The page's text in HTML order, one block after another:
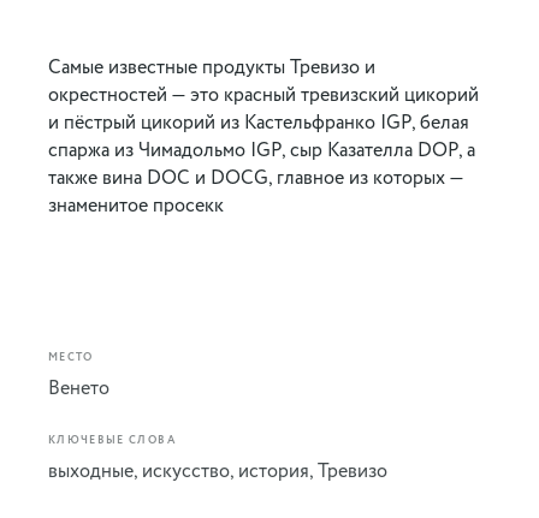
Самые известные продукты Тревизо и
окрестностей — это красный тревизский цикорий
и пёстрый цикорий из Кастельфранко IGP, белая
спаржа из Чимадольмо IGP, сыр Казателла DOP, а
также вина DOC и DOCG, главное из которых —
знаменитое просекк
МЕСТО
Венето
КЛЮЧЕВЫЕ СЛОВА
выходные, искусство, история,Тревизо